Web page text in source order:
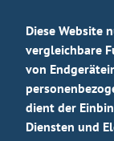
Diese Website
vergleichbare
von
dient der
Diensten und